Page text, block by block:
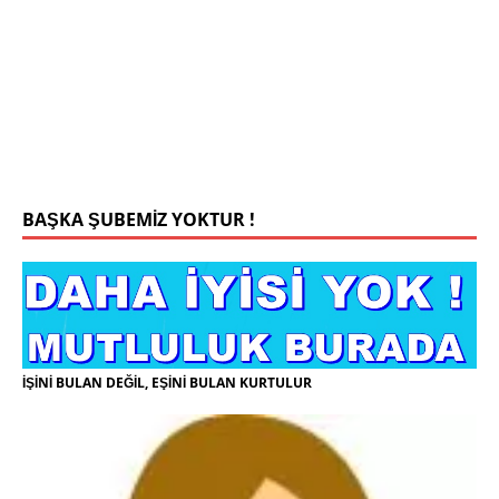
BAŞKA ŞUBEMİZ YOKTUR !
İŞİNİ BULAN DEĞİL, EŞİNİ BULAN KURTULUR